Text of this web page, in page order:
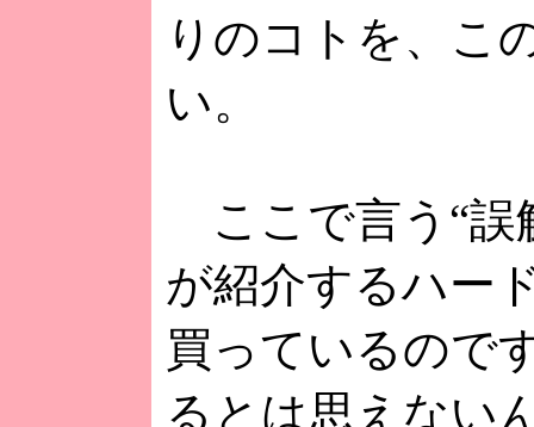
りのコトを、こ
い。
ここで言う“誤
が紹介するハー
買っているので
るとは思えない